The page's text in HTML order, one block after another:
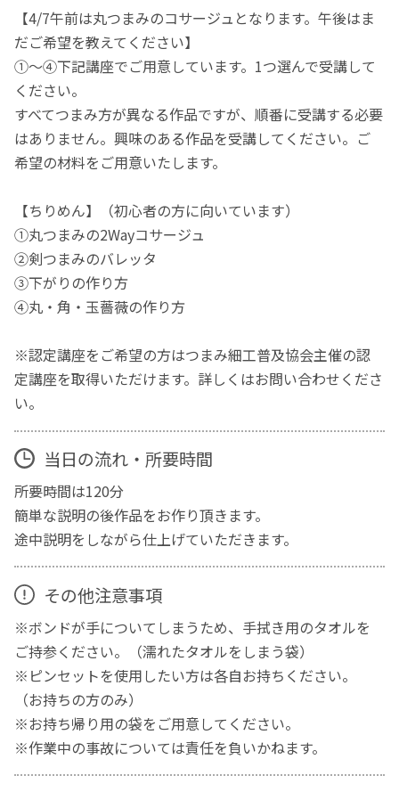
【4/7午前は丸つまみのコサージュとなります。午後はま
だご希望を教えてください】
①～④下記講座でご用意しています。1つ選んで受講して
ください。
すべてつまみ方が異なる作品ですが、順番に受講する必要
はありません。興味のある作品を受講してください。ご
希望の材料をご用意いたします。
【ちりめん】（初心者の方に向いています）
①丸つまみの2Wayコサージュ
②剣つまみのバレッタ
③下がりの作り方
④丸・角・玉薔薇の作り方
※認定講座をご希望の方はつまみ細工普及協会主催の認
定講座を取得いただけます。詳しくはお問い合わせくださ
い。
当日の流れ・所要時間
所要時間は120分
簡単な説明の後作品をお作り頂きます。
途中説明をしながら仕上げていただきます。
その他注意事項
※ボンドが手についてしまうため、手拭き用のタオルを
ご持参ください。（濡れたタオルをしまう袋）
※ピンセットを使用したい方は各自お持ちください。
（お持ちの方のみ）
※お持ち帰り用の袋をご用意してください。
※作業中の事故については責任を負いかねます。